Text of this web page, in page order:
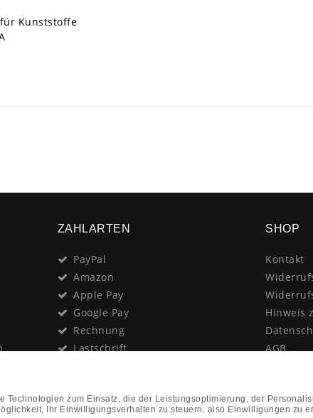
Kunststoffe
ZAHLARTEN
PayPal
Amazon
Apple Pay
Google Pay
Rechnung
Lastschrift
Nachnahme
SHOP
Kontakt
Hinweis
AGB